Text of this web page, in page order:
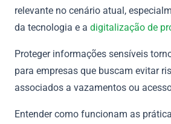
relevante no cenário atual,
da tecnologia e a digitalização de
Proteger informações sensíveis
para empresas que buscam evitar
associados a vazamentos ou
Entender como funcionam as